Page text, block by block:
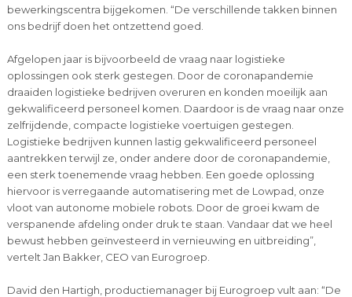
bewerkingscentra bijgekomen. “De verschillende takken binnen
ons bedrijf doen het ontzettend goed.
Afgelopen jaar is bijvoorbeeld de vraag naar logistieke
oplossingen ook sterk gestegen. Door de coronapandemie
draaiden logistieke bedrijven overuren en konden moeilijk aan
gekwalificeerd personeel komen. Daardoor is de vraag naar onze
zelfrijdende, compacte logistieke voertuigen gestegen.
Logistieke bedrijven kunnen lastig gekwalificeerd personeel
aantrekken terwijl ze, onder andere door de coronapandemie,
een sterk toenemende vraag hebben. Een goede oplossing
hiervoor is verregaande automatisering met de Lowpad, onze
vloot van autonome mobiele robots. Door de groei kwam de
verspanende afdeling onder druk te staan. Vandaar dat we heel
bewust hebben geïnvesteerd in vernieuwing en uitbreiding”,
vertelt Jan Bakker, CEO van Eurogroep.
David den Hartigh, productiemanager bij Eurogroep vult aan: “De